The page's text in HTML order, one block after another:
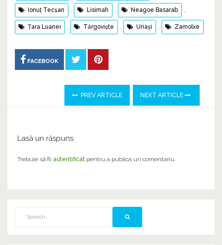
Ionuț Tecșan , Lisimah , Neagoe Basarab ,
Țara Luanei , Tărgoviște , Uriași , Zamolxe
FACEBOOK
PREV ARTICLE NEXT ARTICLE
Lasă un răspuns
Trebuie să fii autentificat pentru a publica un comentariu.